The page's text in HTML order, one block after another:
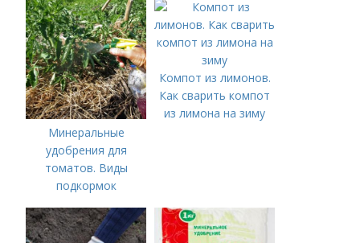
минеральные
удобрения
Минеральные
удобрения для
томатов. Виды
подкормок
Компот из лимонов.
Как сварить компот
из лимона на зиму